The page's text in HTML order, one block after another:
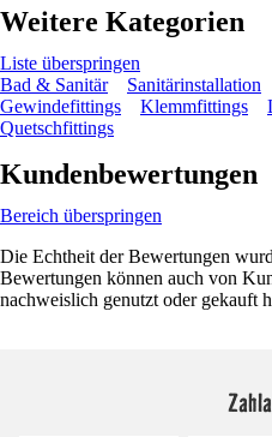
Weitere Kategorien
Liste überspringen
Bad & Sanitär
Sanitärinstallation
Gewindefittings
Klemmfittings
Quetschfittings
Kundenbewertungen
Bereich überspringen
Die Echtheit der Bewertungen
Bewertungen können auch von
nachweislich genutzt oder gekauft